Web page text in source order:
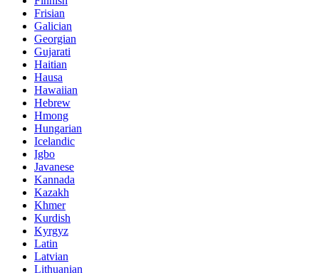
Frisian
Galician
Georgian
Gujarati
Haitian
Hausa
Hawaiian
Hebrew
Hmong
Hungarian
Icelandic
Igbo
Javanese
Kannada
Kazakh
Khmer
Kurdish
Kyrgyz
Latin
Latvian
Lithuanian